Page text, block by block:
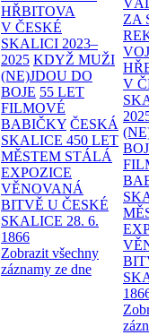
HŘBITOVA
V ČESKÉ
SKALICI 2023–
2025 KDYŽ MUŽI
(NE)JDOU DO
BOJE 55 LET
FILMOVÉ
BABIČKY ČESKÁ
SKALICE 450 LET
MĚSTEM STÁLÁ
EXPOZICE
VĚNOVANÁ
BITVĚ U ČESKÉ
SKALICE 28. 6.
1866
Zobrazit všechny
záznamy ze dne
ZA
V